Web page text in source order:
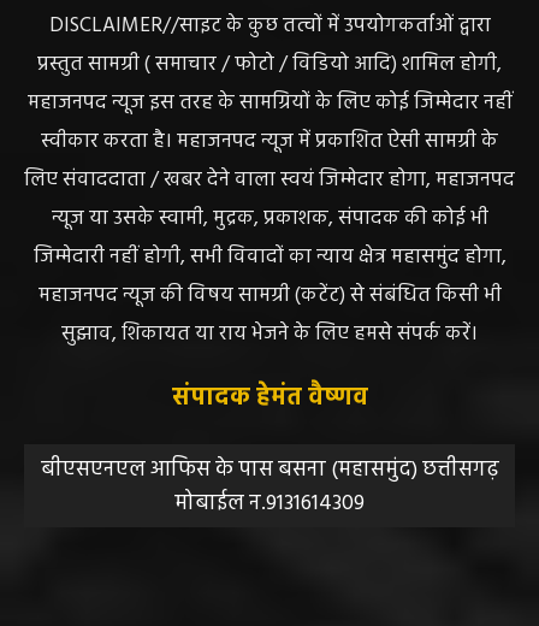
DISCLAIMER//साइट के कुछ तत्वों में उपयोगकर्ताओं द्वारा
प्रस्तुत सामग्री ( समाचार / फोटो / विडियो आदि) शामिल होगी,
महाजनपद न्यूज इस तरह के सामग्रियों के लिए कोई जिम्मेदार नहीं
स्वीकार करता है। महाजनपद न्यूज में प्रकाशित ऐसी सामग्री के
लिए संवाददाता / खबर देने वाला स्वयं जिम्मेदार होगा, महाजनपद
न्यूज या उसके स्वामी, मुद्रक, प्रकाशक, संपादक की कोई भी
जिम्मेदारी नहीं होगी, सभी विवादों का न्याय क्षेत्र महासमुंद होगा,
महाजनपद न्यूज की विषय सामग्री (कटेंट) से संबंधित किसी भी
सुझाव, शिकायत या राय भेजने के लिए हमसे संपर्क करें।
संपादक हेमंत वैष्णव
बीएसएनएल आफिस के पास बसना (महासमुंद) छत्तीसगढ़
मोबाईल न.9131614309